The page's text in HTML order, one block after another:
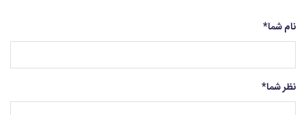
نام شما*
نظر شما*